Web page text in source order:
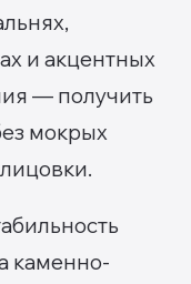
и акцентных
— получить
мокрых
каменно-